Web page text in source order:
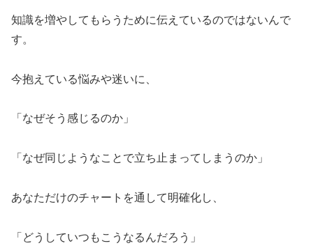
知識を増やしてもらうために伝えているのではないんで
す。
今抱えている悩みや迷いに、
「なぜそう感じるのか」
「なぜ同じようなことで立ち止まってしまうのか」
あなただけのチャートを通して明確化し、
「どうしていつもこうなるんだろう」